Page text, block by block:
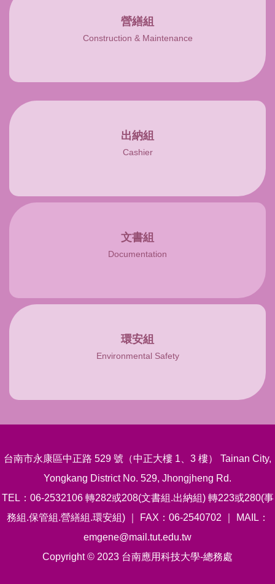
營繕組
Construction & Maintenance
出納組
Cashier
文書組
Documentation
環安組
Environmental Safety
台南市永康區中正路 529 號（中正大樓 1、3 樓） Tainan City,
Yongkang District No. 529, Jhongjheng Rd.
TEL：06-2532106 轉282或208(文書組.出納組) 轉223或280(事
務組.保管組.營繕組.環安組) ｜ FAX：06-2540702 ｜ MAIL：
emgene@mail.tut.edu.tw
Copyright © 2023 台南應用科技大學-總務處